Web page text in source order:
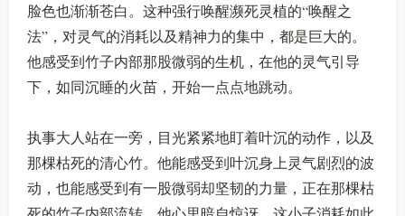
脸色也渐渐苍白。这种强行唤醒濒死灵植的“唤醒之
法”，对灵气的消耗以及精神力的集中，都是巨大的。
他感受到竹子内部那股微弱的生机，在他的灵气引导
下，如同沉睡的火苗，开始一点点地跳动。
执事大人站在一旁，目光紧紧地盯着叶沉的动作，以及
那棵枯死的清心竹。他能感受到叶沉身上灵气剧烈的波
动，也能感受到有一股微弱却坚韧的力量，正在那棵枯